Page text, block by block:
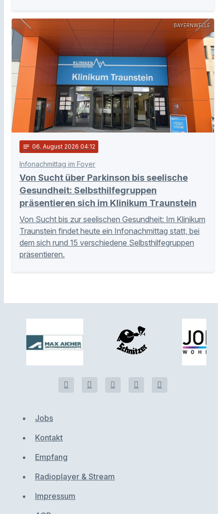
BAYERNWELLE
notes 06. August 2026 04:12
Infonachmittag im Foyer
Von Sucht über Parkinson bis seelische
Gesundheit: Selbsthilfegruppen
präsentieren sich im Klinikum Traunstein
Von Sucht bis zur seelischen Gesundheit: Im Klinikum
Traunstein findet heute ein Infonachmittag statt, bei
dem sich rund 15 verschiedene Selbsthilfegruppen
präsentieren.
Jobs
Kontakt
Empfang
Radioplayer & Stream
Impressum